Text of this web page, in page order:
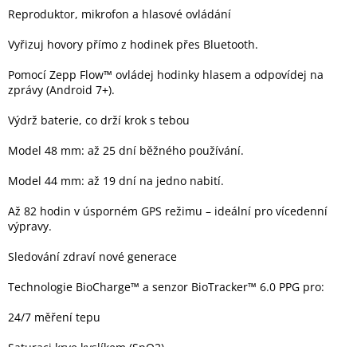
Reproduktor, mikrofon a hlasové ovládání
Vyřizuj hovory přímo z hodinek přes Bluetooth.
Pomocí Zepp Flow™ ovládej hodinky hlasem a odpovídej na
zprávy (Android 7+).
Výdrž baterie, co drží krok s tebou
Model 48 mm: až 25 dní běžného používání.
Model 44 mm: až 19 dní na jedno nabití.
Až 82 hodin v úsporném GPS režimu – ideální pro vícedenní
výpravy.
Sledování zdraví nové generace
Technologie BioCharge™ a senzor BioTracker™ 6.0 PPG pro:
24/7 měření tepu